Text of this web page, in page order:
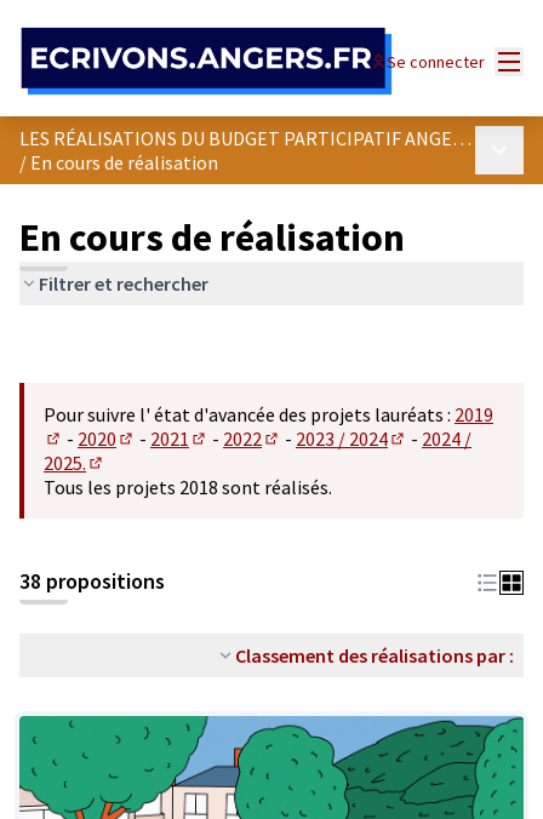
Se connecter
LES RÉALISATIONS DU BUDGET PARTICIPATIF ANGEVIN
/ En cours de réalisation
En cours de réalisation
Filtrer et rechercher
Pour suivre l' état d'avancée des projets lauréats : 2019
(S'ouvre dans un nouvel onglet)
- 2020
(S'ouvre dans un nouvel onglet)
- 2021
(S'ouvre dans un nouvel onglet)
- 2022
(S'ouvre dans un nouvel onglet)
- 2023 / 2024
(S'ouvre dans un
- 2024 /
2025.
(S'ouvre dans un nouvel onglet)
Tous les projets 2018 sont réalisés.
38 propositions
Classement des réalisations par :